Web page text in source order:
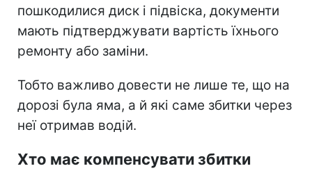
пошкодилися диск і підвіска, документи
мають підтверджувати вартість їхнього
ремонту або заміни.
Тобто важливо довести не лише те, що на
дорозі була яма, а й які саме збитки через
неї отримав водій.
Хто має компенсувати збитки